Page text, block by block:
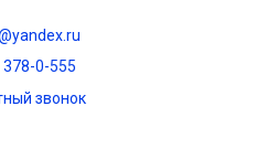
378-0-555
звонок